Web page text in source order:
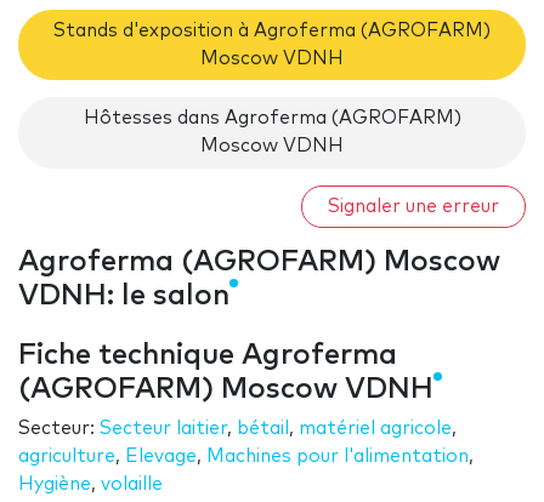
Stands d'exposition à Agroferma (AGROFARM)
Moscow VDNH
Hôtesses dans Agroferma (AGROFARM)
Moscow VDNH
Signaler une erreur
Agroferma (AGROFARM) Moscow
VDNH: le salon
Fiche technique Agroferma
(AGROFARM) Moscow VDNH
Secteur: Secteur laitier, bétail , matériel agricole,
agriculture, Elevage, Machines pour l'alimentation,
Hygiène, volaille